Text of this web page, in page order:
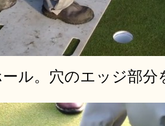
ル。穴のエッジ部